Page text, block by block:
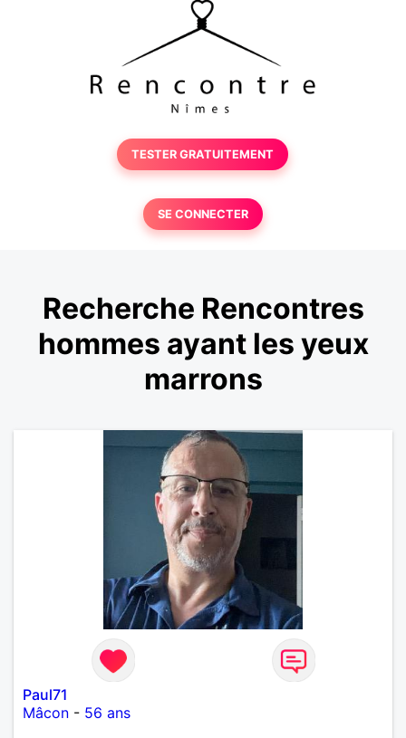
TESTER GRATUITEMENT
SE CONNECTER
Recherche Rencontres
hommes ayant les yeux
marrons
Paul71
Mâcon - 56 ans